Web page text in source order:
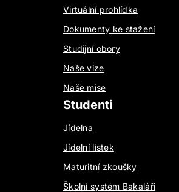
Virtuální prohlídka
Dokumenty ke stažení
Studijní obory
Naše vize
Naše mise
Studenti
Jídelna
Jídelní lístek
Maturitní zkoušky
Školní systém Bakaláři